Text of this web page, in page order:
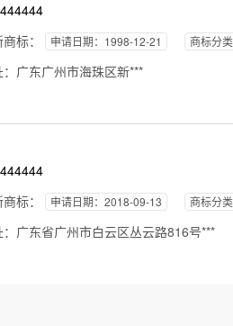
标：
申请日期：1998-12-21 商标分
：广东广州市海珠区新***
标：
申请日期：2018-09-13 商标分
：广东省广州市白云区丛云路816号***